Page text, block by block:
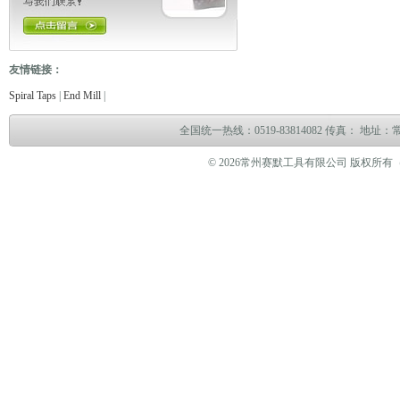
友情链接：
Spiral Taps End Mill
电缆故障测试仪
全国统一热线：0519-83814082 传真： 地址：
© 2026常州赛默工具有限公司 版权所有